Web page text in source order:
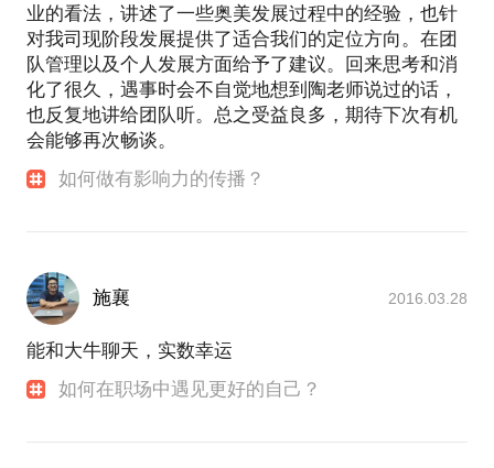
业的看法，讲述了一些奥美发展过程中的经验，也针
对我司现阶段发展提供了适合我们的定位方向。在团
队管理以及个人发展方面给予了建议。回来思考和消
化了很久，遇事时会不自觉地想到陶老师说过的话，
也反复地讲给团队听。总之受益良多，期待下次有机
会能够再次畅谈。
如何做有影响力的传播？
施襄 2016.03.28
能和大牛聊天，实数幸运
如何在职场中遇见更好的自己？